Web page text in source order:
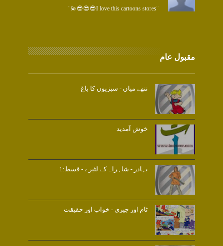
"I love this cartoons stores😎😎😎💫"
مقبول عام
ننھے میاں - سبزیوں کا باغ
خوش آمدید
بہادر - شاہراہ کے لٹیرے - قسط:1
ٹام اور جیری - خواب اور حقیقت